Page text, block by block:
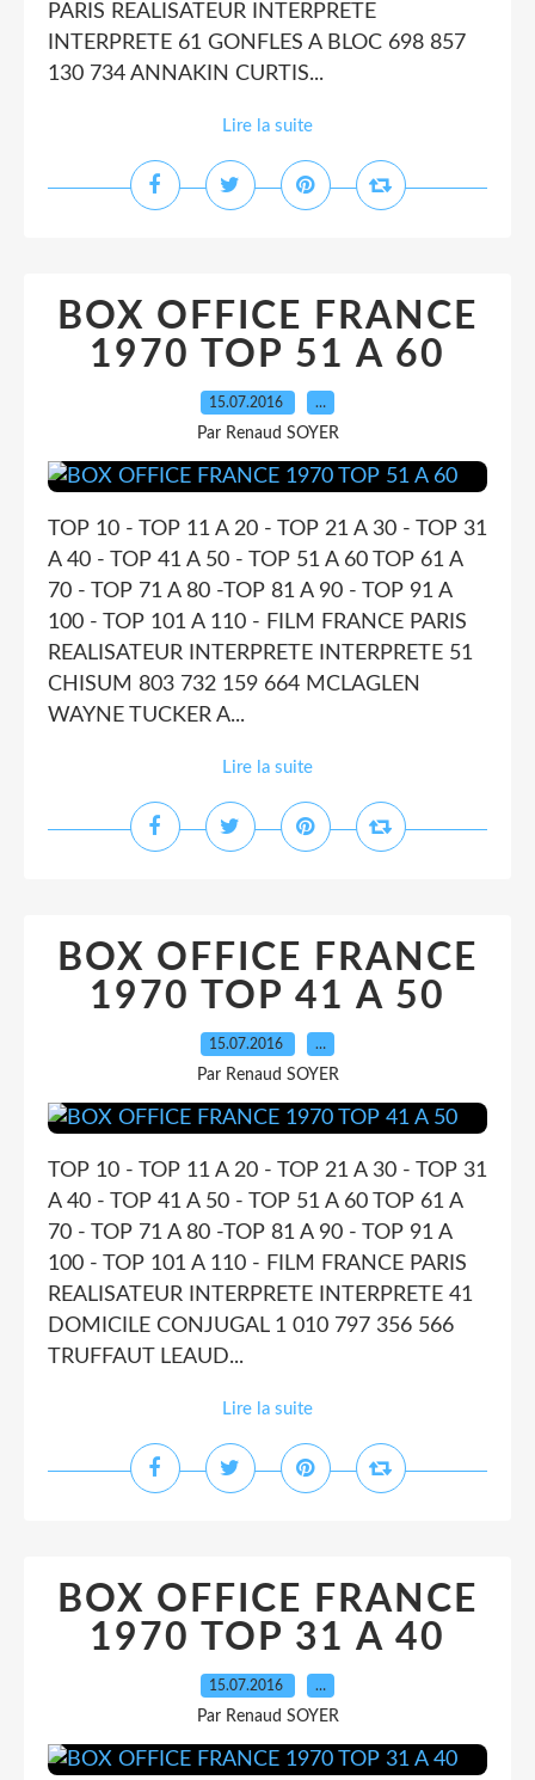
PARIS REALISATEUR INTERPRETE
INTERPRETE 61 GONFLES A BLOC 698 857
130 734 ANNAKIN CURTIS...
Lire la suite
BOX OFFICE FRANCE
1970 TOP 51 A 60
15.07.2016 …
Par Renaud SOYER
TOP 10 - TOP 11 A 20 - TOP 21 A 30 - TOP 31
A 40 - TOP 41 A 50 - TOP 51 A 60 TOP 61 A
70 - TOP 71 A 80 -TOP 81 A 90 - TOP 91 A
100 - TOP 101 A 110 - FILM FRANCE PARIS
REALISATEUR INTERPRETE INTERPRETE 51
CHISUM 803 732 159 664 MCLAGLEN
WAYNE TUCKER A...
Lire la suite
BOX OFFICE FRANCE
1970 TOP 41 A 50
15.07.2016 …
Par Renaud SOYER
TOP 10 - TOP 11 A 20 - TOP 21 A 30 - TOP 31
A 40 - TOP 41 A 50 - TOP 51 A 60 TOP 61 A
70 - TOP 71 A 80 -TOP 81 A 90 - TOP 91 A
100 - TOP 101 A 110 - FILM FRANCE PARIS
REALISATEUR INTERPRETE INTERPRETE 41
DOMICILE CONJUGAL 1 010 797 356 566
TRUFFAUT LEAUD...
Lire la suite
BOX OFFICE FRANCE
1970 TOP 31 A 40
15.07.2016 …
Par Renaud SOYER